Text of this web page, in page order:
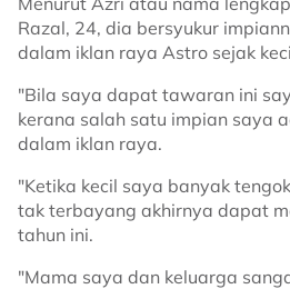
Razal, 24, dia bersyukur
dalam iklan raya Astro sejak
"Bila saya dapat tawaran ini
kerana salah satu impian saya
dalam iklan raya.
"Ketika kecil saya banyak
tak terbayang akhirnya dapat
tahun ini.
"Mama saya dan keluarga